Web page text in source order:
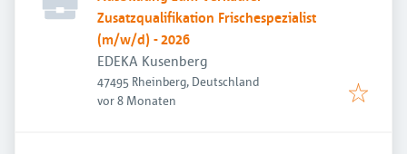
Zusatzqualifikation Frischespezialist
(m/w/d) - 2026
EDEKA Kusenberg
47495 Rheinberg, Deutschland
Veröffentlicht:
vor 8 Monaten